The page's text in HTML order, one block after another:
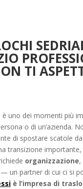
TI
è uno dei momenti più
o di un’azienda.
di spostare scatole
transizione
organizzazione
un partner di cui ci si
è l’impresa di